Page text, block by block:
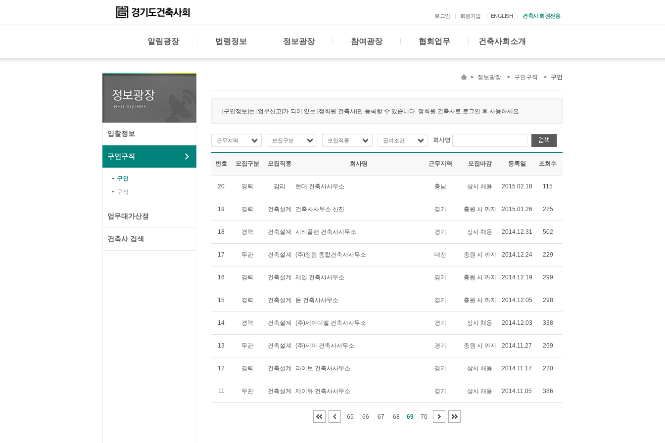
로그인 회원가입 ENGLISH 건축사 회원전용
알림광장 법령정보 정보광장 참여광장 협회업무 건축사회소개
입찰정보
구인구직
구인
구직
업무대가산정
건축사 검색
> 정보광장 > 구인구직 > 구인
[구인정보]는 [업무신고]가 되어 있는 [정회원 건축사]만 등록할 수 있습니다. 정회원 건축사로 로그인 후 사용하세요
근무지역 모집구분 모집직종 급여조건 회사명
번호 모집구분 모집직종 회사명 근무지역 모집마감 등록일 조회수
20 경력 감리 현대 건축사사무소 충남 상시 채용 2015.02.18 115
19 경력 건축설계 건축사사무소 신진 경기 충원 시 까지 2015.01.26 225
18 경력 건축설계 시티플랜 건축사사무소 경기 상시 채용 2014.12.31 502
17 무관 건축설계 (주)정림 종합건축사사무소 대전 충원 시 까지 2014.12.24 229
16 경력 건축설계 제일 건축사사무소 경기 충원 시 까지 2014.12.19 299
15 경력 건축설계 문 건축사사무소 경기 충원 시 까지 2014.12.05 298
14 경력 건축설계 (주)제이디엘 건축사사무소 경기 상시 채용 2014.12.03 338
13 무관 건축설계 (주)제이 건축사사무소 경기 충원 시 까지 2014.11.27 269
12 경력 건축설계 라이브 건축사사무소 경기 상시 채용 2014.11.17 220
11 무관 건축설계 제이유 건축사사무소 경기 상시 채용 2014.11.05 386
65 66 67 68 69 70